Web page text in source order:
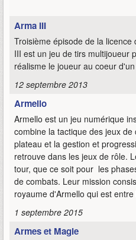
Arma III
Troisième épisode de la
III est un jeu de tirs multijoueur
réalisme le joueur au coeur
12 septembre 2013
Armello
Armello est un jeu numérique
combine la tactique des jeux
plateau et la gestion et
retrouve dans les jeux de rôle.
tour, que ce soit pour les
de combats. Leur mission
royaume d'Armello qui est
1 septembre 2015
Armes et Magie